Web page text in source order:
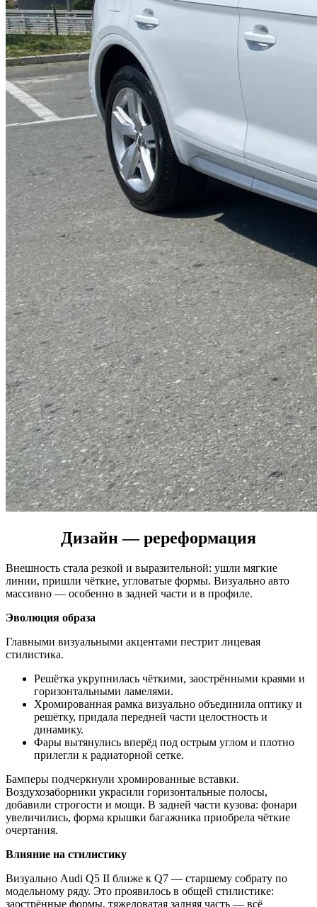
Дизайн — ререформация
Внешность стала резкой и выразительной: ушли мягкие
линии, пришли чёткие, угловатые формы. Визуально авто
массивно — особенно в задней части и в профиле.
Эволюция образа
Главными визуальными акцентами пестрит лицевая
стилистика.
Решётка укрупнилась чёткими, заострёнными краями и
горизонтальными ламелями.
Хромированная рамка визуально объединила оптику и
решётку, придала передней части целостность и
динамику.
Фары вытянулись вперёд под острым углом и плотно
прилегли к радиаторной сетке.
Бамперы подчеркнули хромированные вставки.
Воздухозаборники украсили горизонтальные полосы,
добавили строгости и мощи. В задней части кузова: фонари
увеличились, форма крышки багажника приобрела чёткие
очертания.
Влияние на стилистику
Визуально Audi Q5 II ближе к Q7 — старшему собрату по
модельному ряду. Это проявилось в общей стилистике:
заострённые формы, тяжеловатая задняя часть — всё